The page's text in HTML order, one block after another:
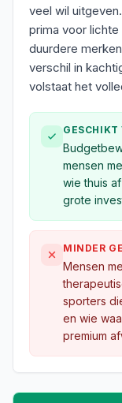
veel wil
prima voor
duurdere
verschil in
volstaat het
GESCHIKT
mensen
wie thuis
grote
MINDER
Mensen
sporters
en wie
premium